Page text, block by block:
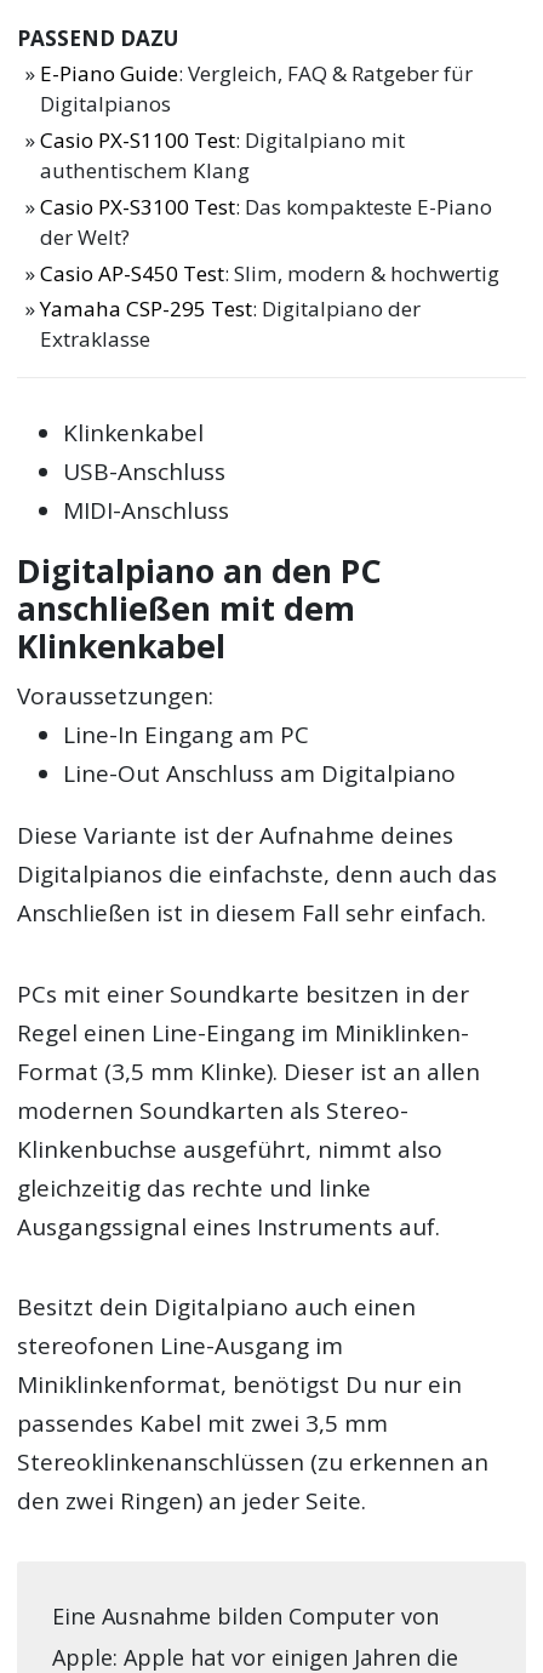
PASSEND DAZU
E-Piano Guide: Vergleich, FAQ & Ratgeber für
Digitalpianos
Casio PX-S1100 Test: Digitalpiano mit
authentischem Klang
Casio PX-S3100 Test: Das kompakteste E-Piano
der Welt?
Casio AP-S450 Test: Slim, modern & hochwertig
Yamaha CSP-295 Test: Digitalpiano der
Extraklasse
Klinkenkabel
USB-Anschluss
MIDI-Anschluss
Digitalpiano an den PC
anschließen mit dem
Klinkenkabel
Voraussetzungen:
Line-In Eingang am PC
Line-Out Anschluss am Digitalpiano
Diese Variante ist der Aufnahme deines
Digitalpianos die einfachste, denn auch das
Anschließen ist in diesem Fall sehr einfach.
PCs mit einer Soundkarte besitzen in der
Regel einen Line-Eingang im Miniklinken-
Format (3,5 mm Klinke). Dieser ist an allen
modernen Soundkarten als Stereo-
Klinkenbuchse ausgeführt, nimmt also
gleichzeitig das rechte und linke
Ausgangssignal eines Instruments auf.
Besitzt dein Digitalpiano auch einen
stereofonen Line-Ausgang im
Miniklinkenformat, benötigst Du nur ein
passendes Kabel mit zwei 3,5 mm
Stereoklinkenanschlüssen (zu erkennen an
den zwei Ringen) an jeder Seite.
Eine Ausnahme bilden Computer von
Apple: Apple hat vor einigen Jahren die